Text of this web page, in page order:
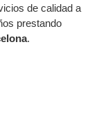
de calidad a
prestando
.